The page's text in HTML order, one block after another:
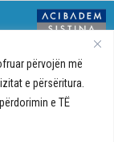
përvojën më
e përsëritura.
e TË
ofrojë
në
Sistina - Bëhet
fjalë për jetën!